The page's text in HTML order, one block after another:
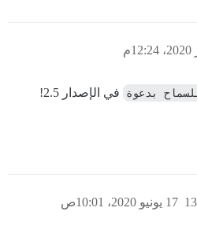
في الإصدار 2.5!
17 يونيو 2020، 10:01ص 13